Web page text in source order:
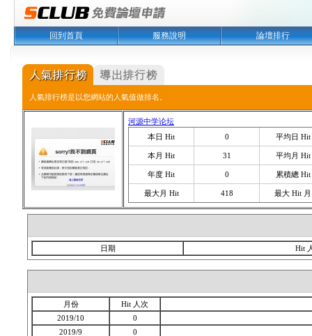
回到首頁 服務說明 論壇排行
人氣排行榜是以您網站的人氣值做排名。
河源中学论坛
本日 Hit
0 平均日 Hit
本月 Hit 31 平均月 Hit
年度 Hit 0 累積總 Hit
最大月 Hit 418 最大 Hit 月
日期 Hit
月份
Hit 人次
2019/10
0
2019/9
0